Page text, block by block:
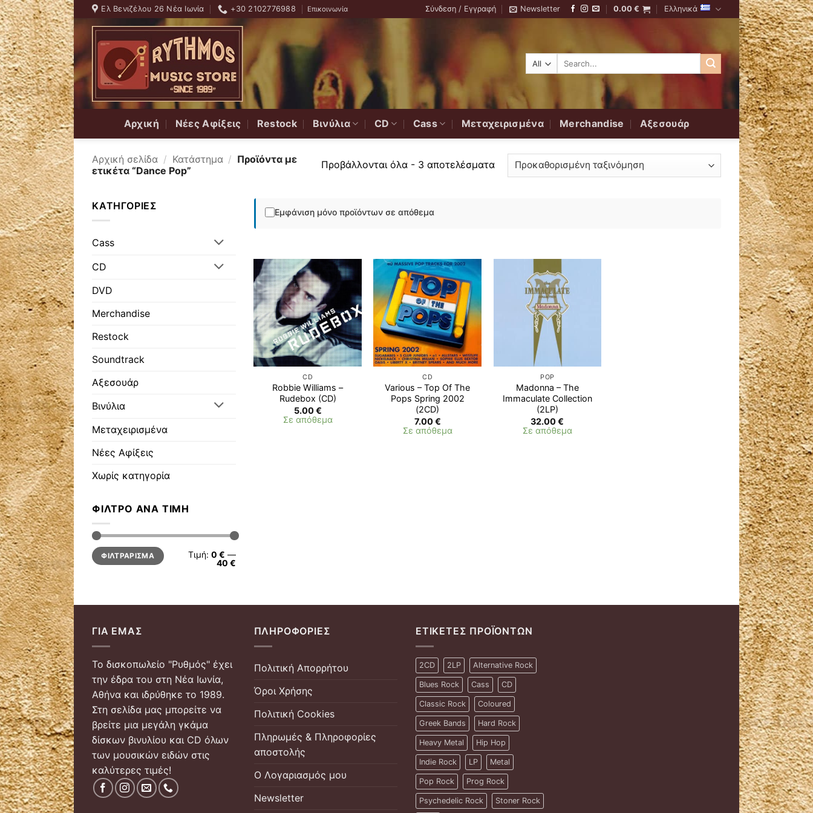
Skip
to
content
Ελ Βενιζέλου 26 Νέα Ιωνία +30 2102776988 Επικοινωνία Σύνδεση / Εγγραφή Newsletter 0.00€ Ελληνικά
Αναζήτηση
Αρχική Νέες Αφίξεις Restock Βινύλια CD Cass Μεταχειρισμένα Merchandise Αξεσουάρ
Αρχική σελίδα / Κατάστημα / Προϊόντα με
ετικέτα “Dance Pop”
Προβάλλονται όλα - 3 αποτελέσματα
ΚΑΤΗΓΟΡΊΕΣ
Cass
CD
DVD
Merchandise
Restock
Soundtrack
Αξεσουάρ
Βινύλια
Μεταχειρισμένα
Νέες Αφίξεις
Χωρίς κατηγορία
ΦΊΛΤΡΟ ΑΝΆ ΤΙΜΉ
Ελάχιστη
τιμή
Μέγιστη
τιμήΦΙΛΤΡΆΡΙΣΜΑ Τιμή: 0 € —
40 €
Εμφάνιση μόνο προϊόντων σε απόθεμα
Προσθήκη
στη λίστα
επιθυμιών
CD
Robbie Williams –
Rudebox (CD)
5.00€
Σε απόθεμα
Προσθήκη
στη λίστα
επιθυμιών
CD
Various – Top Of The
Pops Spring 2002
(2CD)
7.00€
Σε απόθεμα
Προσθήκη
στη λίστα
επιθυμιών
POP
Madonna – The
Immaculate Collection
(2LP)
32.00€
Σε απόθεμα
ΓΙΑ ΕΜΆΣ
Το δισκοπωλείο "Ρυθμός" έχει
την έδρα του στη Νέα Ιωνία,
Αθήνα και ιδρύθηκε το 1989.
Στη σελίδα μας μπορείτε να
βρείτε μια μεγάλη γκάμα
δίσκων βινυλίου και CD όλων
των μουσικών ειδών στις
καλύτερες τιμές!
ΠΛΗΡΟΦΟΡΊΕΣ
Πολιτική Απορρήτου
Όροι Χρήσης
Πολιτική Cookies
Πληρωμές & Πληροφορίες
αποστολής
Ο Λογαριασμός μου
Newsletter
ΕΤΙΚΈΤΕΣ ΠΡΟΪΌΝΤΩΝ
2CD 2LP Alternative Rock
Blues Rock Cass CD
Classic Rock Coloured
Greek Bands Hard Rock
Heavy Metal Hip Hop
Indie Rock LP Metal
Pop Rock Prog Rock
Psychedelic Rock Stoner Rock